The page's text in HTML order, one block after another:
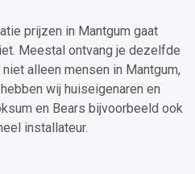
prijzen in Mantgum gaat
Meestal ontvang je dezelfde
alleen mensen in Mantgum,
wij huiseigenaren en
en Bears bijvoorbeeld ook
installateur.